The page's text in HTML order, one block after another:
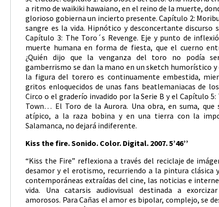
a ritmo de waikiki hawaiano, en el reino de la muerte,
glorioso gobierna un incierto presente. Capítulo 2:
sangre es la vida. Hipnótico y desconcertante discurso
Capítulo 3: The Toro´s Revenge. Eje y punto de
muerte humana en forma de fiesta, que el cuerno
¿Quién dijo que la venganza del toro no podía
gamberrismo se dan la mano en un sketch humorístico y
la figura del torero es continuamente embestida,
gritos enloquecidos de unas fans beatlemaniacas de
Circo o el graderío invadido por la Serie B y el Capítulo
Town… El Toro de la Aurora. Una obra, en suma, que
atípico, a la raza bobina y en una tierra con la
Salamanca, no dejará indiferente.
Kiss the fire. Sonido. Color. Digital. 2007. 5’46’’
“Kiss the Fire” reflexiona a través del reciclaje de
desamor y el erotismo, recurriendo a la pintura clásica
contemporáneas extraídas del cine, las noticias e
vida. Una catarsis audiovisual destinada a
amorosos. Para Cañas el amor es bipolar, complejo, se